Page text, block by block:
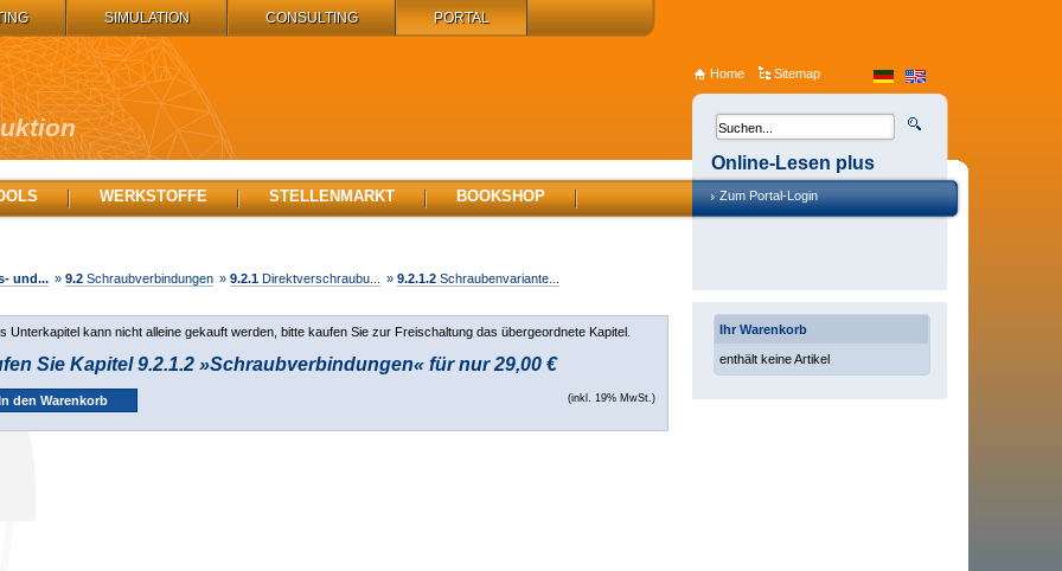
und... » 9.2 Schraubverbindungen » 9.2.1 Direktverschraubu... » 9.2.1.2 Schraubenvariante...
Unterkapitel kann nicht alleine gekauft werden, bitte kaufen Sie zur Freischaltung das übergeordnete Kapitel.
Sie Kapitel 9.2.1.2 »Schraubverbindungen« für nur 29,00 €
(inkl. 19% MwSt.)
Ihr Warenkorb
enthält keine Artikel
WERKSTOFFE STELLENMARKT BOOKSHOP
Home Sitemap
Online-Lesen plus
Zum Portal-Login
SIMULATION CONSULTING PORTAL